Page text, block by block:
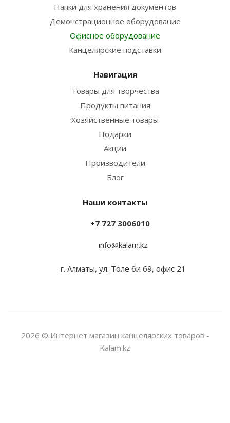
Папки для хранения документов
Демонстрационное оборудование
Офисное оборудование
Канцелярские подставки
Навигация
Товары для творчества
Продукты питания
Хозяйственные товары
Подарки
Акции
Производители
Блог
Наши контакты
+7 727 3006010
info@kalam.kz
г. Алматы, ул. Толе би 69, офис 21
2026 © Интернет магазин канцелярских товаров -
Kalam.kz